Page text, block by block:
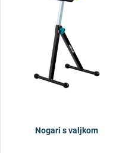
Nogari s valjkom